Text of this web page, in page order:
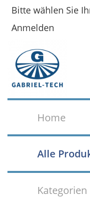
Bitte wählen Sie
Anmelden
Home
Alle
Kategorien